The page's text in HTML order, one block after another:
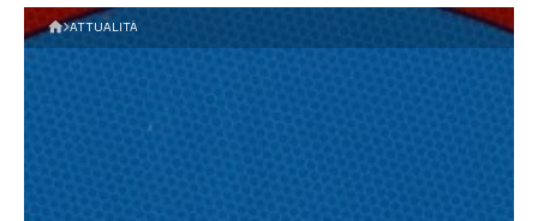
ATTUALITÀ